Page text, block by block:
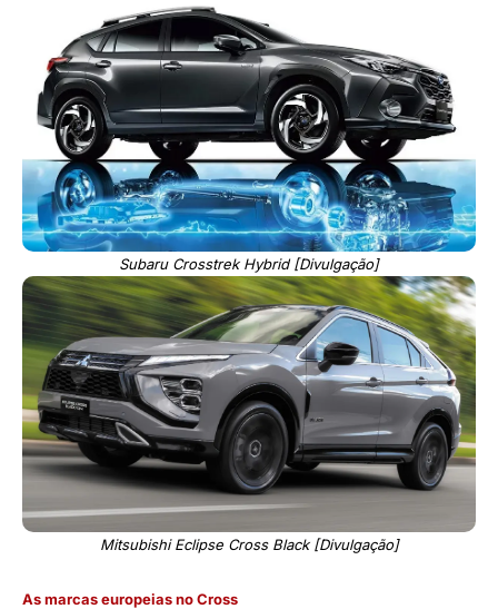
Subaru Crosstrek Hybrid [Divulgação]
Mitsubishi Eclipse Cross Black [Divulgação]
As marcas europeias no Cross